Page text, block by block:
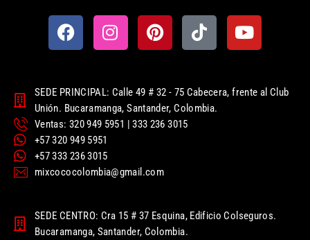
SEDE PRINCIPAL: Calle 49 # 32 - 75 Cabecera, frente al Club
Unión. Bucaramanga, Santander, Colombia.
Ventas: 320 949 5951 | 333 236 3015
+57 320 949 5951
+57 333 236 3015
mixcococolombia@gmail.com
SEDE CENTRO: Cra 15 # 37 Esquina, Edificio Colseguros.
Bucaramanga, Santander, Colombia.